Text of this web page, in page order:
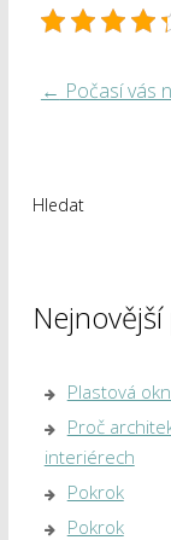
← Počasí vás
Hledat
Plastová
Proč
interiérech
Pokrok
Pokrok